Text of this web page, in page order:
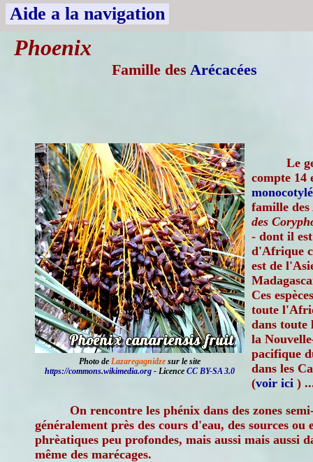
Aide a la navigation
Phoenix
Famille des Arécacées
Photo de Lazaregagnidze sur le site
https://commons.wikimedia.org - Licence CC BY-SA 3.0
Le
compte 14
famille des
des
- dont il
d'Afrique
est de
Ces
toute
dans
la
pacifique
dans les
(voir ici )
On rencontre les phénix dans des zones
généralement près des cours d'eau, des sources ou
phrèatiques peu profondes, mais aussi mais aussi
même des marécages.